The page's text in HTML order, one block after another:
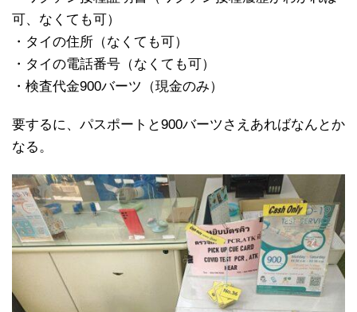
可、なくても可）
・タイの住所（なくても可）
・タイの電話番号（なくても可）
・検査代金900バーツ（現金のみ）
要するに、パスポートと900バーツさえあればなんとか
なる。